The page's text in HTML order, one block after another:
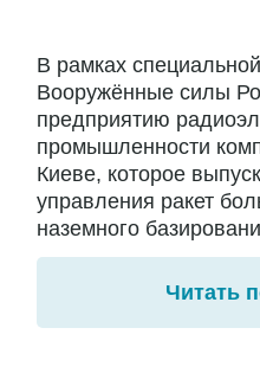
В рамках
Вооружённые силы
предприятию
промышленности
Киеве, которое
управления ракет
наземного
Читать